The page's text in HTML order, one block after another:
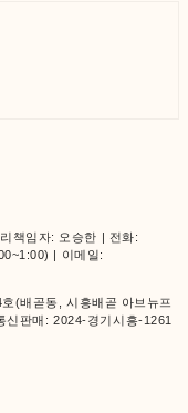
책임자: 오승한 | 전화:
| 이메일:
(배곧동, 시흥배곧 아브뉴프
신판매:2024-경기시흥-1261